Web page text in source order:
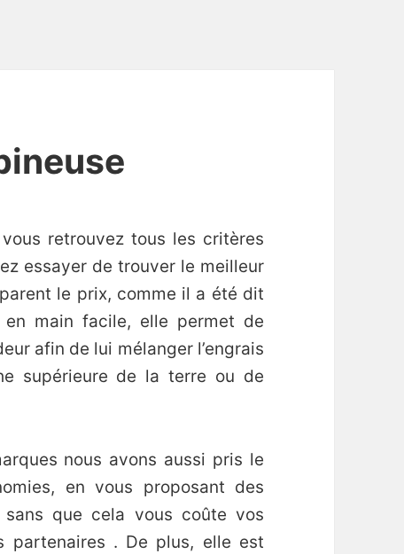
retrouvez tous les critères
essayer de trouver le meilleur
le prix, comme il a été dit
main facile, elle permet de
afin de lui mélanger l’engrais
supérieure de la terre ou de
nous avons aussi pris le
en vous proposant des
que cela vous coûte vos
partenaires . De plus, elle est